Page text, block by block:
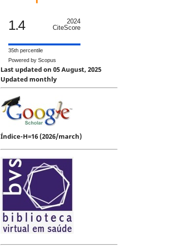
1.4
2024
CiteScore
35th percentile
Powered by Scopus
Last updated on 05 August, 2025
Updated monthly
Índice-H=16 (2026/march)